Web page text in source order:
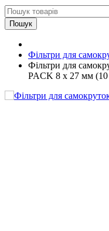
Пошук
Фільтри для
Фільтри для
PACK 8 х 27 мм